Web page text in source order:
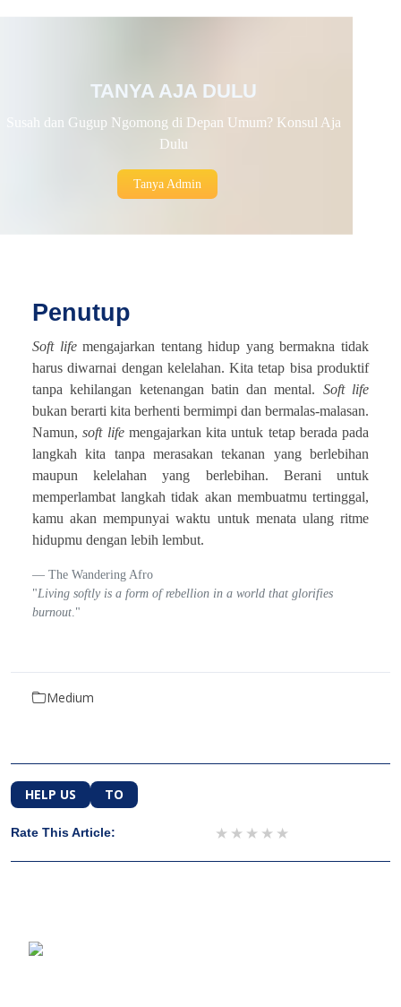
TANYA AJA DULU
Susah dan Gugup Ngomong di Depan Umum? Konsul Aja
Dulu
Tanya Admin
Penutup
Soft lifemengajarkan tentang hidup yang bermakna tidak
harus diwarnai dengan kelelahan. Kita tetap bisa produktif
tanpa kehilangan ketenangan batin dan mental. Soft life
bukan berarti kita berhenti bermimpi dan bermalas-malasan.
Namun,soft life mengajarkan kita untuk tetap berada pada
langkah kita tanpa merasakan tekanan yang berlebihan
maupun kelelahan yang berlebihan. Berani untuk
memperlambat langkah tidak akan membuatmu tertinggal,
kamu akan mempunyai waktu untuk menata ulang ritme
hidupmu dengan lebih lembut.
The Wandering Afro
"Living softly is a form of rebellion in a world that glorifies
burnout ."
Medium
HELP US TO
Rate This Article: 4 stars
3 stars
2 stars
1 star